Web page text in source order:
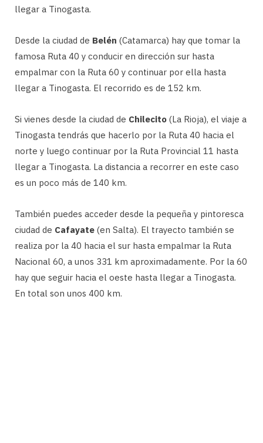
llegar a Tinogasta.
Desde la ciudad de Belén (Catamarca) hay que tomar la
famosa Ruta 40 y conducir en dirección sur hasta
empalmar con la Ruta 60 y continuar por ella hasta
llegar a Tinogasta. El recorrido es de 152 km.
Si vienes desde la ciudad de Chilecito (La Rioja), el viaje a
Tinogasta tendrás que hacerlo por la Ruta 40 hacia el
norte y luego continuar por la Ruta Provincial 11 hasta
llegar a Tinogasta. La distancia a recorrer en este caso
es un poco más de 140 km.
También puedes acceder desde la pequeña y pintoresca
ciudad de Cafayate (en Salta). El trayecto también se
realiza por la 40 hacia el sur hasta empalmar la Ruta
Nacional 60, a unos 331 km aproximadamente. Por la 60
hay que seguir hacia el oeste hasta llegar a Tinogasta.
En total son unos 400 km.